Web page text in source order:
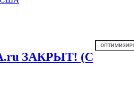
ЗАКРЫТ! (С